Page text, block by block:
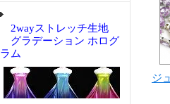
2wayストレッチ生地
グラデーション ホログ
ラム
ジ